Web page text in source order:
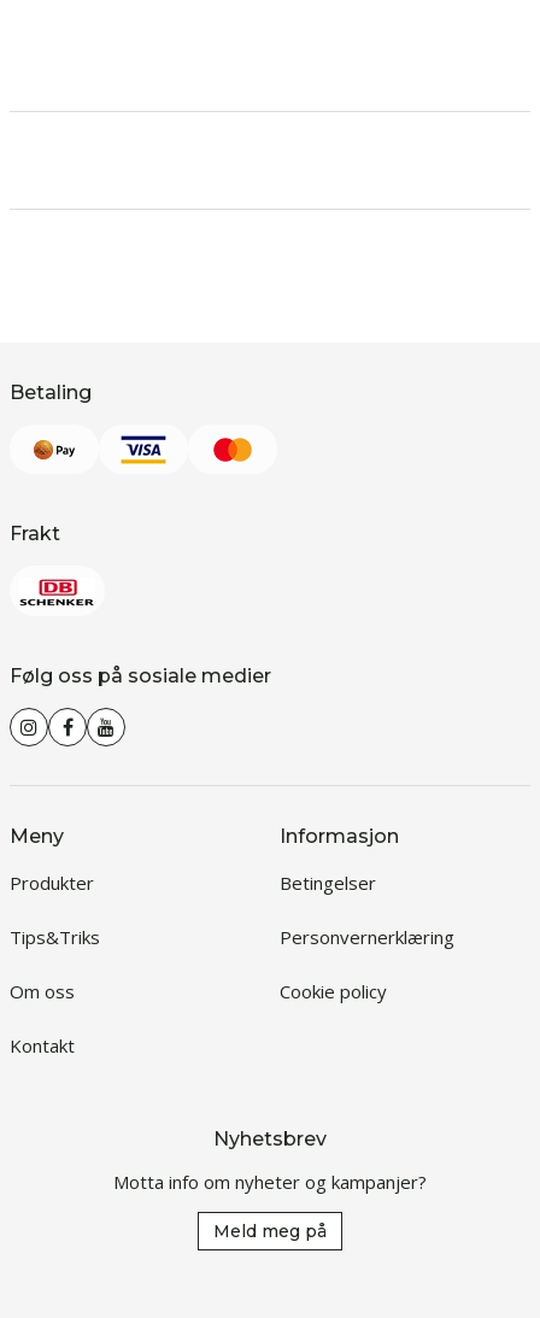
Betaling
Frakt
Følg oss på sosiale medier
Meny
Produkter
Tips&Triks
Om oss
Kontakt
Informasjon
Betingelser
Personvernerklæring
Cookie policy
Nyhetsbrev
Motta info om nyheter og kampanjer?
Meld meg på